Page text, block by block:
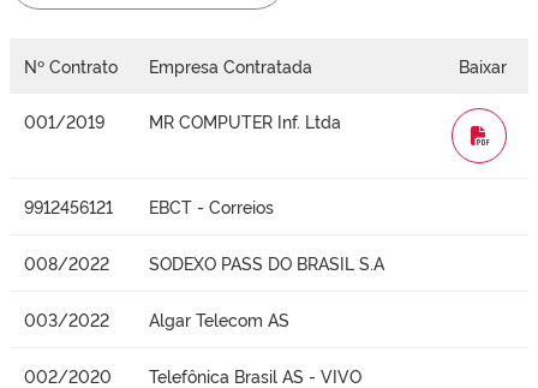
Nº Contrato Empresa Contratada Baixar
001/2019 MR COMPUTER Inf. Ltda
WORD
9912456121 EBCT - Correios
008/2022 SODEXO PASS DO BRASIL S.A
003/2022 Algar Telecom AS
002/2020 Telefônica Brasil AS - VIVO